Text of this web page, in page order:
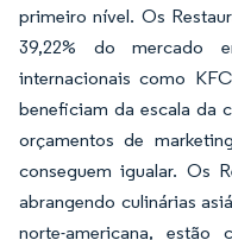
primeiro nível. Os
39,22% do mercado
internacionais como
beneficiam da escala da
orçamentos de
conseguem igualar. Os
abrangendo culinárias
norte-americana, estão